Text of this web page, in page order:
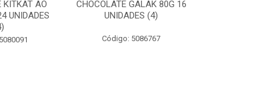
KITKAT AO
UNIDADES
CHOCOLATE GALAK 80G 16
UNIDADES (4)
Código: 5086767